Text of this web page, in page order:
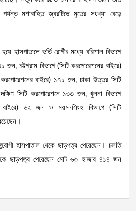
মশাবাহিত জ্বরটিতে মৃতের সংখ্যা বেড়ে
হাসপাতালে ভর্তি রোগীর মধ্যে বরিশাল বিভাগে
জন, চট্টগ্রাম বিভাগে (সিটি করপোরেশনের বাইরে)
করপোরেশনের বাইরে) ১৭১ জন, ঢাকা উত্তর সিটি
সিটি করপোরেশনে ১৩৩ জন, খুলনা বিভাগে
বাইরে) ৬২ জন ও ময়মনসিংহ বিভাগে (সিটি
জন রয়েছেন।
হাসপাতাল থেকে ছাড়পত্র পেয়েছেন। চলতি
ছাড়পত্র পেয়েছেন মোট ৬৩ হাজার ৪১৪ জন